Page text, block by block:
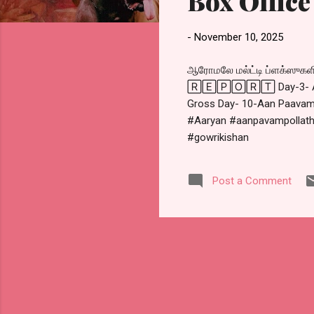
- November 10, 2025
ஆரோமலே மல்ட்டி
🅁🄴🄿🄾🅁🅃 Day-3-
Gross Day- 10-Aan
#Aaryan
#gowrikishan
Post a Comment